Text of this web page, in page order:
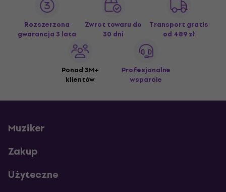
Rozszerzona
gwarancja 3 lata
Zwrot towaru do
30 dni
Transport gratis
od 489 zł
Ponad 3M+
klientów
Profesjonalne
wsparcie
Muziker
Zakup
Użyteczne